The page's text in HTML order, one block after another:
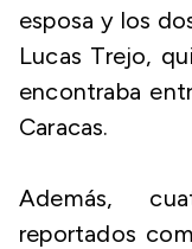
esposa y los
Lucas Trejo,
encontraba
Caracas.
Además,
reportados